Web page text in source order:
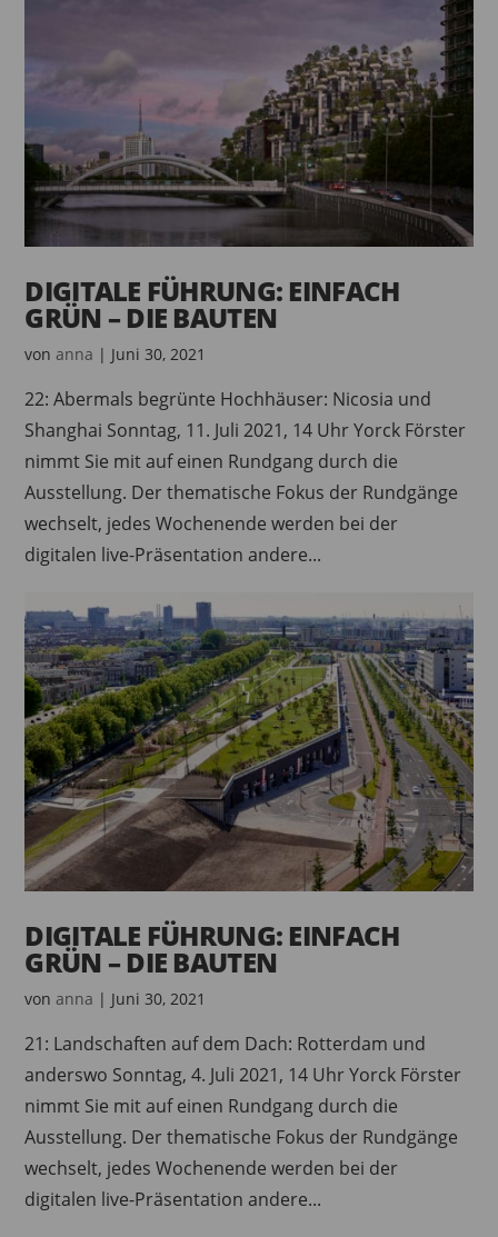
DIGITALE FÜHRUNG: EINFACH
GRÜN – DIE BAUTEN
vonanna | Juni 30, 2021
22: Abermals begrünte Hochhäuser: Nicosia und
Shanghai Sonntag, 11. Juli 2021, 14 Uhr Yorck Förster
nimmt Sie mit auf einen Rundgang durch die
Ausstellung. Der thematische Fokus der Rundgänge
wechselt, jedes Wochenende werden bei der
digitalen live-Präsentation andere...
DIGITALE FÜHRUNG: EINFACH
GRÜN – DIE BAUTEN
vonanna | Juni 30, 2021
21: Landschaften auf dem Dach: Rotterdam und
anderswo Sonntag, 4. Juli 2021, 14 Uhr Yorck Förster
nimmt Sie mit auf einen Rundgang durch die
Ausstellung. Der thematische Fokus der Rundgänge
wechselt, jedes Wochenende werden bei der
digitalen live-Präsentation andere...